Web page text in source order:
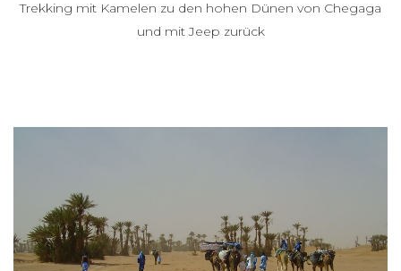
Trekking mit Kamelen zu den hohen Dünen von Chegaga
und mit Jeep zurück